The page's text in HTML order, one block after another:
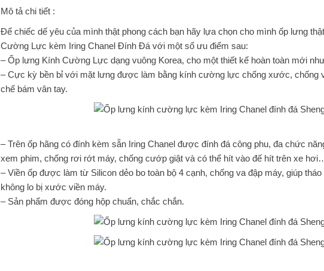
Mô tả chi tiết :
Để chiếc dế yêu của mình thật phong cách bạn hãy lựa chọn cho mình ốp lưng
Cường Lực kèm Iring Chanel Đính Đá với một số ưu điểm sau:
– Ốp lưng Kính Cường Lực dạng vuông Korea, cho một thiết kế hoàn toàn mới
– Cực kỳ bền bỉ với mặt lưng được làm bằng kính cường lực chống xước, chống
chế bám vân tay.
– Trên ốp hãng có đính kèm sẵn Iring Chanel được đính đá công phu, đa chức
xem phim, chống rơi rớt máy, chống cướp giật và có thể hít vào đế hít trên xe
– Viền ốp được làm từ Silicon dẻo bo toàn bộ 4 cạnh, chống va đập máy, giúp tháo
không lo bị xước viền máy.
– Sản phẩm được đóng hộp chuẩn, chắc chắn.